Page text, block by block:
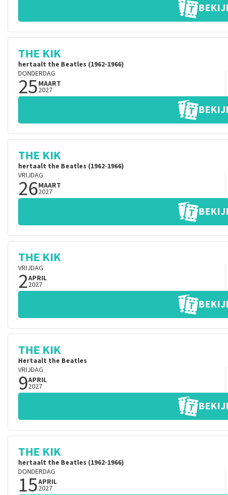
THE KIK
hertaalt the Beatles (1962-1966)
DONDERDAG
25MAART
2027
THE KIK
hertaalt the Beatles (1962-1966)
VRIJDAG
26MAART
2027
THE KIK
VRIJDAG
2APRIL
2027
THE KIK
Hertaalt the Beatles
VRIJDAG
9APRIL
2027
THE KIK
hertaalt the Beatles (1962-1966)
DONDERDAG
15APRIL
2027